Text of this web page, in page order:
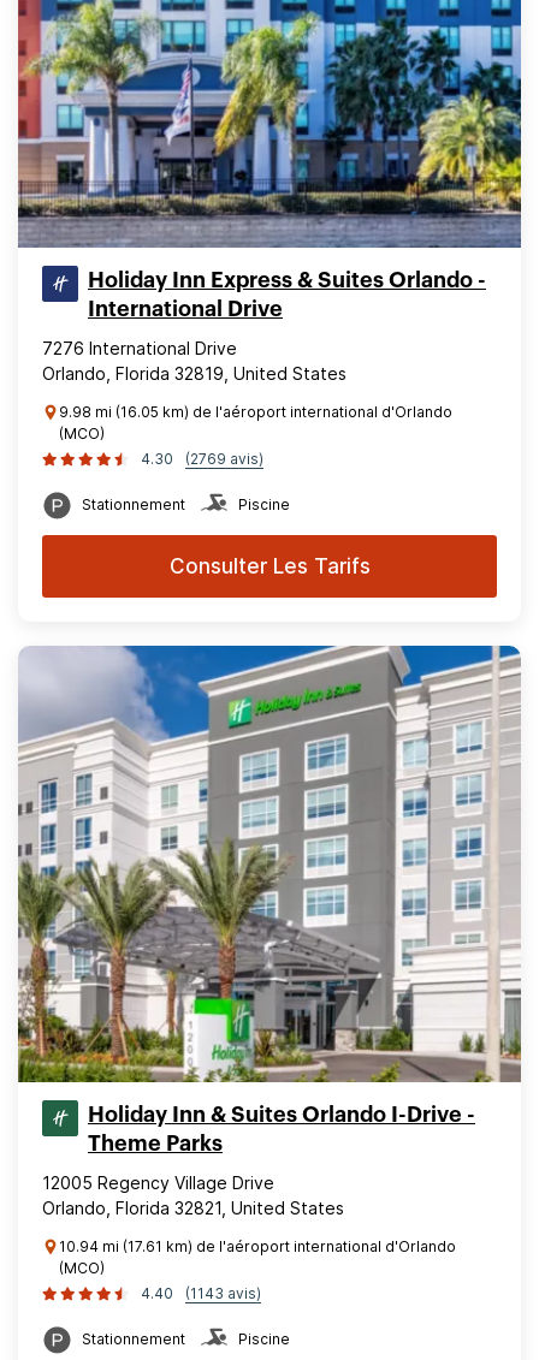
Holiday Inn Express & Suites Orlando -
International Drive
7276 International Drive
Orlando, Florida 32819, United States
9.98 mi (16.05 km) de l'aéroport international d'Orlando
(MCO)
4.30
(2769 avis)
Stationnement Piscine
Consulter Les Tarifs
Holiday Inn & Suites Orlando I-Drive -
Theme Parks
12005 Regency Village Drive
Orlando, Florida 32821, United States
10.94 mi (17.61 km) de l'aéroport international d'Orlando
(MCO)
4.40
(1143 avis)
Stationnement Piscine